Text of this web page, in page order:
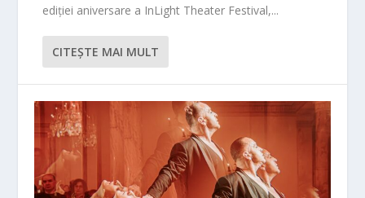
ediției aniversare a InLight Theater Festival,...
CITEŞTE MAI MULT